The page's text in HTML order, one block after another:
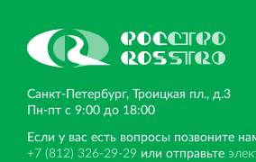
Санкт‐Петербург, Троицкая пл., д.3
Пн‐пт с 9:00 до 18:00
Если у вас есть вопросы позвоните
+7 (812) 326-29-29 или отправьте